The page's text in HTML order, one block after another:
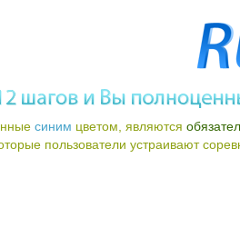
синим цветом, являются
пользователи устраивают